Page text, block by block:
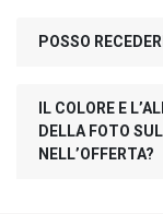
POSSO
IL COLORE E
DELLA FOTO
NELL’OFFERTA?